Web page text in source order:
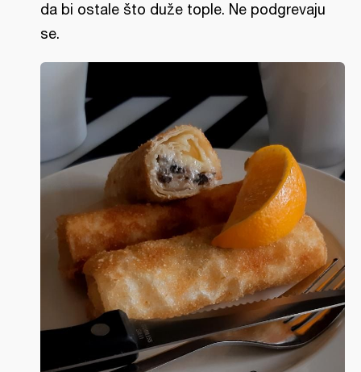
da bi ostale što duže tople. Ne podgrevaju
se.